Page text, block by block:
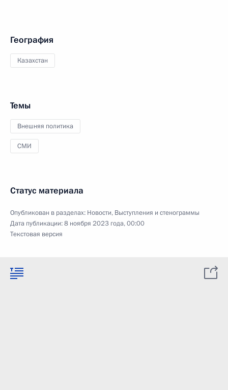
География
Казахстан
Темы
Внешняя политика
СМИ
Статус материала
Опубликован в разделах: Новости, Выступления и стенограммы
Дата публикации:8 ноября 2023 года, 00:00
Текстовая версия